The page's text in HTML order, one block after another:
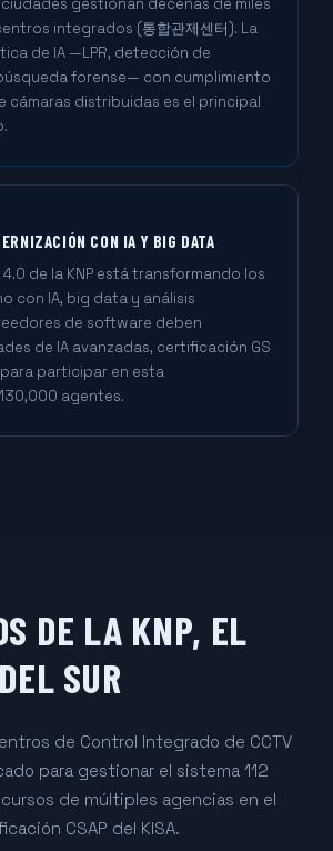
gestionan decenas de miles
integrados (통합관제센터). La
de IA —LPR, detección de
forense— con cumplimiento
cámaras distribuidas es el principal
CON IA Y BIG DATA
de la KNP está transformando los
con IA, big data y análisis
de software deben
de IA avanzadas, certificación GS
para participar en esta
agentes.
DE LA KNP, EL
SUR
de Control Integrado de CCTV
para gestionar el sistema 112
de múltiples agencias en el
CSAP del KISA.